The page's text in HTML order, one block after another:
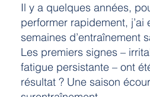
Il y a quelques années,
performer rapidement, j’ai
semaines d’entraînement
Les premiers signes –
fatigue persistante – ont
résultat ? Une saison